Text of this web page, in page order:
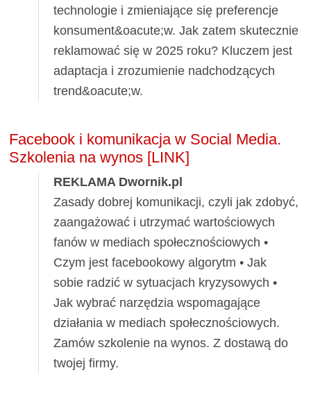
technologie i zmieniające się preferencje
konsument&oacute;w. Jak zatem skutecznie
reklamować się w 2025 roku? Kluczem jest
adaptacja i zrozumienie nadchodzących
trend&oacute;w.
Facebook i komunikacja w Social Media.
Szkolenia na wynos [LINK]
REKLAMA Dwornik.pl
Zasady dobrej komunikacji, czyli jak zdobyć,
zaangażować i utrzymać wartościowych
fanów w mediach społecznościowych •
Czym jest facebookowy algorytm • Jak
sobie radzić w sytuacjach kryzysowych •
Jak wybrać narzędzia wspomagające
działania w mediach społecznościowych.
Zamów szkolenie na wynos. Z dostawą do
twojej firmy.